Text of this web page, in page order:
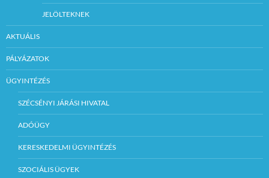
JELÖLTEKNEK
AKTUÁLIS
PÁLYÁZATOK
ÜGYINTÉZÉS
SZÉCSÉNYI JÁRÁSI HIVATAL
ADÓÜGY
KERESKEDELMI ÜGYINTÉZÉS
SZOCIÁLIS ÜGYEK